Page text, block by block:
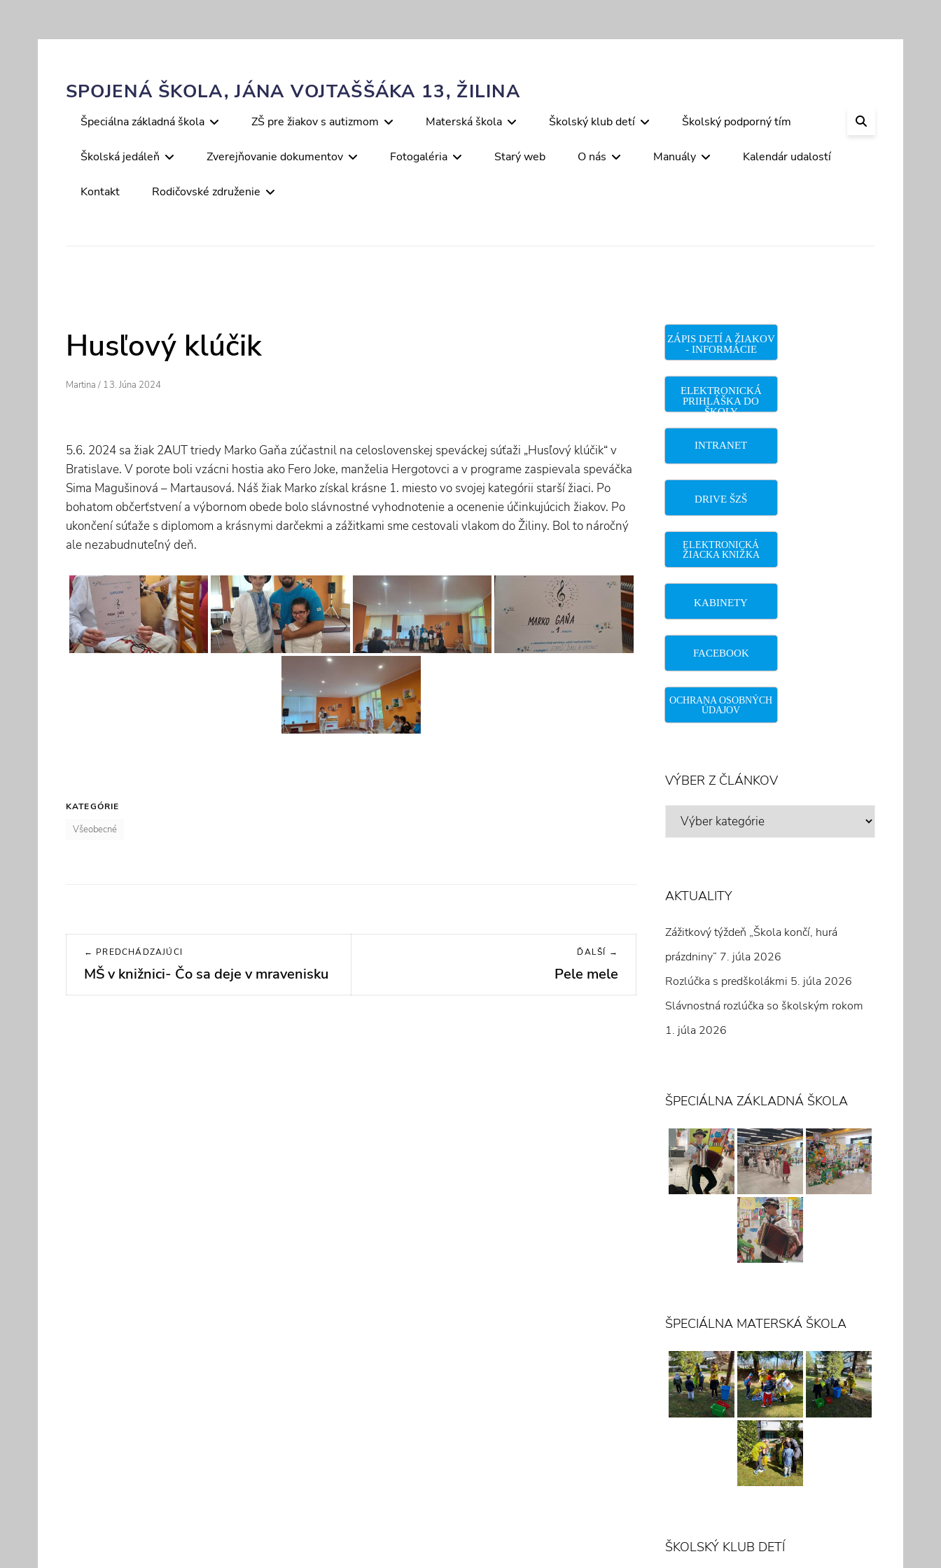
contentSPOJENÁ ŠKOLA, JÁNA VOJTAŠŠÁKA 13, ŽILINA
Primary
Špeciálna základná škola ZŠ pre žiakov s autizmom Materská škola Školský klub detí Školský podporný tím
Školská jedáleň Zverejňovanie dokumentov Fotogaléria Starý web O nás Manuály Kalendár udalostí
Kontakt Rodičovské združenie
Husľový klúčik
Author
Martina / Posted
13. Júna 2024
5.6. 2024 sa žiak 2AUT triedy Marko Gaňa zúčastnil na celoslovenskej speváckej súťaži „Husľový klúčik“ v
Bratislave. V porote boli vzácni hostia ako Fero Joke, manželia Hergotovci a v programe zaspievala speváčka
Sima Magušinová – Martausová. Náš žiak Marko získal krásne 1. miesto vo svojej kategórii starší žiaci. Po
bohatom občerťstvení a výbornom obede bolo slávnostné vyhodnotenie a ocenenie účinkujúcich žiakov. Po
ukončení súťaže s diplomom a krásnymi darčekmi a zážitkami sme cestovali vlakom do Žiliny. Bol to náročný
ale nezabudnuteľný deň.
KATEGÓRIE
Všeobecné
Navigácia
článku
← PREDCHÁDZAJÚCI
Previous
post:
MŠ v knižnici- Čo sa deje v mravenisku
ĎALŠÍ →
Next
post:
Pele mele
ZÁPIS DETÍ A ŽIAKOV
- INFORMÁCIE
ELEKTRONICKÁ
PRIHLÁŠKA DO
ŠKOLY
INTRANET
DRIVE ŠZŠ
ELEKTRONICKÁ
ŽIACKA KNIŽKA
KABINETY
FACEBOOK
OCHRANA OSOBNÝCH
ÚDAJOV
VÝBER Z ČLÁNKOV
VÝBER
AKTUALITY
Zážitkový týždeň „Škola končí, hurá
prázdniny“ 7. júla 2026
Rozlúčka s predškolákmi 5. júla 2026
Slávnostná rozlúčka so školským rokom
1. júla 2026
ŠPECIÁLNA ZÁKLADNÁ ŠKOLA
ŠPECIÁLNA MATERSKÁ ŠKOLA
ŠKOLSKÝ KLUB DETÍ